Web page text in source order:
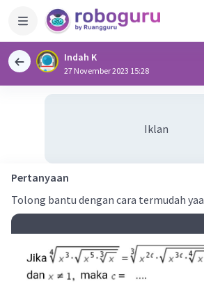
Indah K
27 November 2023 15:28
Iklan
Pertanyaan
Tolong bantu dengan cara termudah yaa